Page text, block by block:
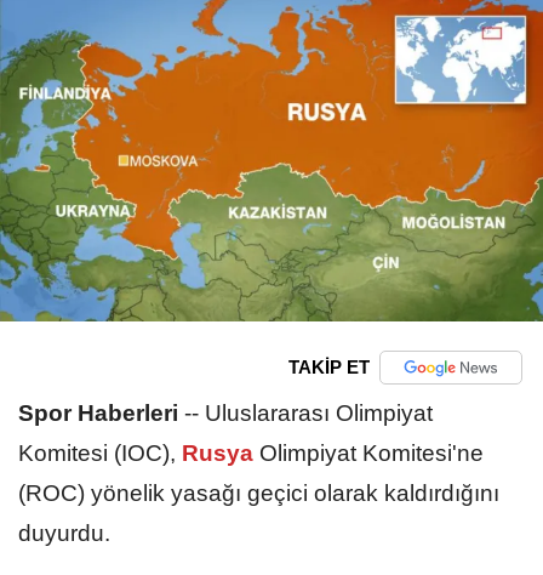
TAKİP ET
Spor Haberleri -- Uluslararası Olimpiyat
Komitesi (IOC), Rusya Olimpiyat Komitesi'ne
(ROC) yönelik yasağı geçici olarak kaldırdığını
duyurdu.